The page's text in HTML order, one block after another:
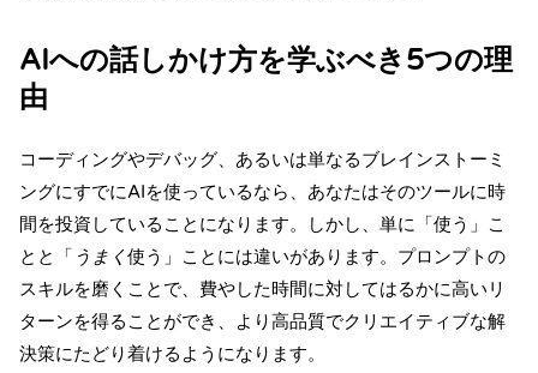
AIへの話しかけ方を学ぶべき5つの理
由
コーディングやデバッグ、あるいは単なるブレインストーミ
ングにすでにAIを使っているなら、あなたはそのツールに時
間を投資していることになります。しかし、単に「使う」こ
とと「 うまく使う」ことには違いがあります。プロンプトの
スキルを磨くことで、費やした時間に対してはるかに高いリ
ターンを得ることができ、より高品質でクリエイティブな解
決策にたどり着けるようになります。